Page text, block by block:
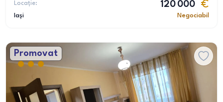
Locație:
Iași
120 000
Negociabil
Promovat